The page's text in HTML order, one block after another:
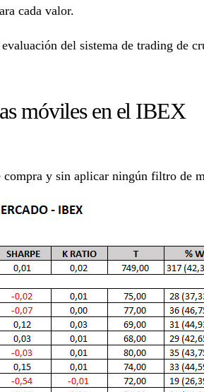
cada valor.
del sistema de trading de
móviles en el IBEX
compra y sin aplicar ningún filtro de